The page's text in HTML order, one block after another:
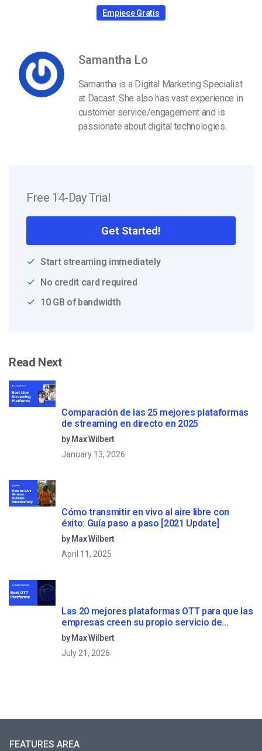
Empiece Gratis
Samantha Lo
Samantha is a Digital Marketing Specialist
at Dacast. She also has vast experience in
customer service/engagement and is
passionate about digital technologies.
Free 14-Day Trial
Get Started!
Start streaming immediately
No credit card required
10 GB of bandwidth
Read Next
Comparación de las 25 mejores plataformas
de streaming en directo en 2025
by Max Wilbert
January 13, 2026
Cómo transmitir en vivo al aire libre con
éxito: Guía paso a paso [2021 Update]
by Max Wilbert
April 11, 2025
Las 20 mejores plataformas OTT para que las
empresas creen su propio servicio de
streaming (2026)
by Max Wilbert
July 21, 2026
FEATURES AREA